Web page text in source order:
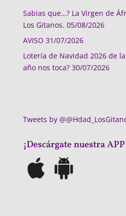
Sabias que…? La Virgen de
Los Gitanos. 05/08/2026
AVISO 31/07/2026
Lotería de Navidad 2026 de
año nos toca? 30/07/2026
Tweets by
¡Descárgate nuestra